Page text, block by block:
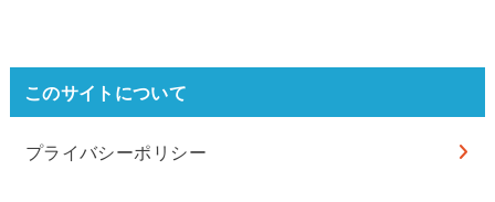
このサイトについて
プライバシーポリシー